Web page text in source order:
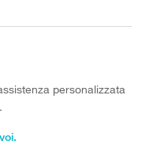
personalizzata